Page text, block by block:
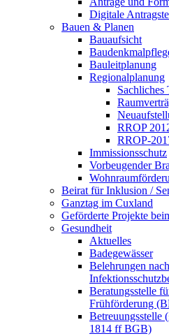
Digitale
Bauen & Planen
Bauaufsicht
Bauleitplanung
Regionalplanung
Sachliches
RROP
RROP-
Immissionsschutz
Vorbeugender
Beirat für Inklusion /
Ganztag im Cuxland
Geförderte Projekte
Gesundheit
Aktuelles
Badegewässer
Belehrungen
Beratungsstelle
Frühförderung
Betreuungsstelle
1814 ff BGB)